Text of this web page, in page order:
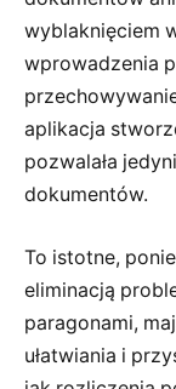
wyblaknięciem
wprowadzenia
aplikacja
pozwalała
dokumentów.
To istotne,
eliminacją
paragonami,
ułatwiania i